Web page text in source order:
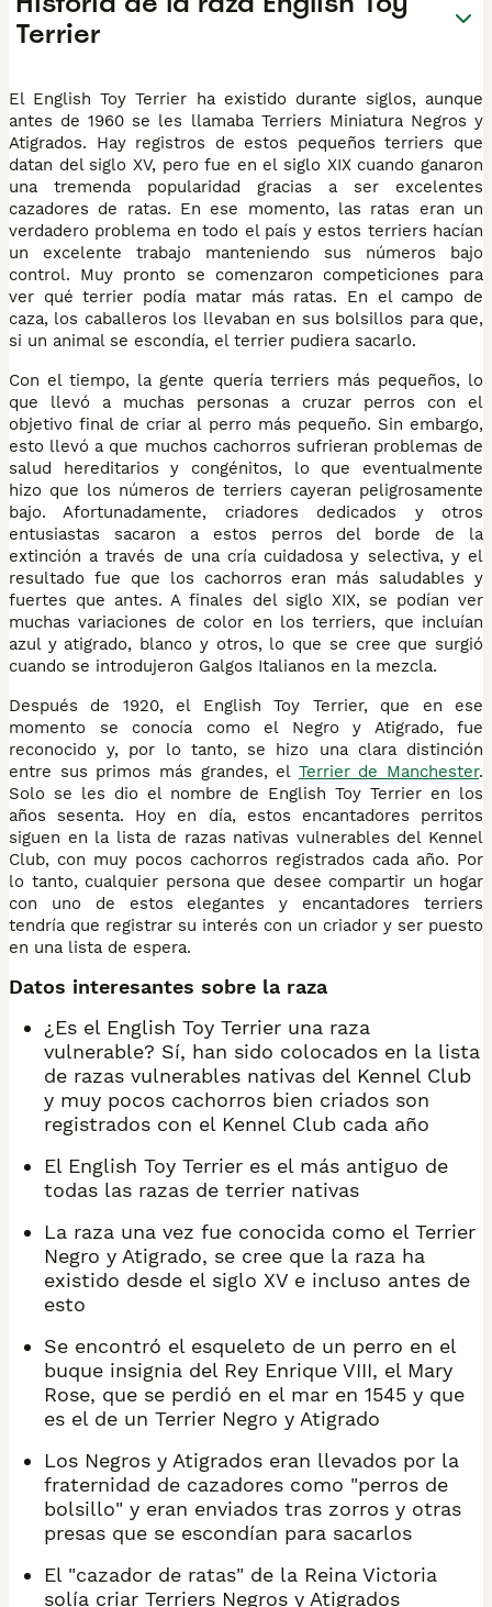
Terrier
El English Toy Terrier ha existido durante siglos, aunque
antes de 1960 se les llamaba Terriers Miniatura Negros y
Atigrados. Hay registros de estos pequeños terriers que
datan del siglo XV, pero fue en el siglo XIX cuando ganaron
una tremenda popularidad gracias a ser excelentes
cazadores de ratas. En ese momento, las ratas eran un
verdadero problema en todo el país y estos terriers hacían
un excelente trabajo manteniendo sus números bajo
control. Muy pronto se comenzaron competiciones para
ver qué terrier podía matar más ratas. En el campo de
caza, los caballeros los llevaban en sus bolsillos para que,
si un animal se escondía, el terrier pudiera sacarlo.
Con el tiempo, la gente quería terriers más pequeños, lo
que llevó a muchas personas a cruzar perros con el
objetivo final de criar al perro más pequeño. Sin embargo,
esto llevó a que muchos cachorros sufrieran problemas de
salud hereditarios y congénitos, lo que eventualmente
hizo que los números de terriers cayeran peligrosamente
bajo. Afortunadamente, criadores dedicados y otros
entusiastas sacaron a estos perros del borde de la
extinción a través de una cría cuidadosa y selectiva, y el
resultado fue que los cachorros eran más saludables y
fuertes que antes. A finales del siglo XIX, se podían ver
muchas variaciones de color en los terriers, que incluían
azul y atigrado, blanco y otros, lo que se cree que surgió
cuando se introdujeron Galgos Italianos en la mezcla.
Después de 1920, el English Toy Terrier, que en ese
momento se conocía como el Negro y Atigrado, fue
reconocido y, por lo tanto, se hizo una clara distinción
entre sus primos más grandes, el Terrier de Manchester.
Solo se les dio el nombre de English Toy Terrier en los
años sesenta. Hoy en día, estos encantadores perritos
siguen en la lista de razas nativas vulnerables del Kennel
Club, con muy pocos cachorros registrados cada año. Por
lo tanto, cualquier persona que desee compartir un hogar
con uno de estos elegantes y encantadores terriers
tendría que registrar su interés con un criador y ser puesto
en una lista de espera.
Datos interesantes sobre la raza
¿Es el English Toy Terrier una raza
vulnerable? Sí, han sido colocados en la lista
de razas vulnerables nativas del Kennel Club
y muy pocos cachorros bien criados son
registrados con el Kennel Club cada año
El English Toy Terrier es el más antiguo de
todas las razas de terrier nativas
La raza una vez fue conocida como el Terrier
Negro y Atigrado, se cree que la raza ha
existido desde el siglo XV e incluso antes de
esto
Se encontró el esqueleto de un perro en el
buque insignia del Rey Enrique VIII, el Mary
Rose, que se perdió en el mar en 1545 y que
es el de un Terrier Negro y Atigrado
Los Negros y Atigrados eran llevados por la
fraternidad de cazadores como "perros de
bolsillo" y eran enviados tras zorros y otras
presas que se escondían para sacarlos
El "cazador de ratas" de la Reina Victoria
solía criar Terriers Negros y Atigrados